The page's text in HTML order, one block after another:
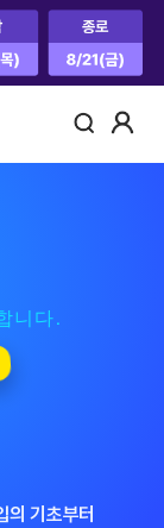
니다.
의 기초부터